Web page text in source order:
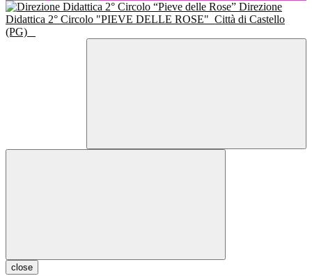
Direzione
Didattica 2° Circolo "PIEVE DELLE ROSE" Città di Castello
(PG)
close